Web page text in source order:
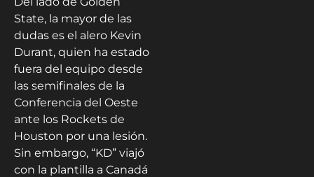
State, la mayor de las
dudas es el alero Kevin
Durant, quien ha estado
fuera del equipo desde
las semifinales de la
Conferencia del Oeste
ante los Rockets de
Houston por una lesión.
Sin embargo, “KD” viajó
con la plantilla a Canadá